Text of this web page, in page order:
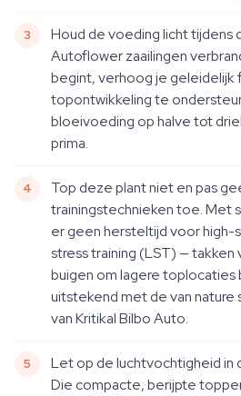
Houd de voeding licht tijdens
Autoflower zaailingen
begint, verhoog je geleidelijk
topontwikkeling te
bloeivoeding op halve tot
prima.
Top deze plant niet en pas
trainingstechnieken toe. Met
er geen hersteltijd voor high-
stress training (LST) — takken
buigen om lagere
uitstekend met de van nature
van Kritikal Bilbo Auto.
Let op de luchtvochtigheid in
Die compacte, berijpte